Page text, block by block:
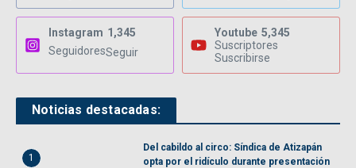
Instagram 1,345
SeguidoresSeguir
Youtube 5,345
Suscriptores
Suscribirse
Noticias destacadas:
1
Del cabildo al circo: Síndica de Atizapán
opta por el ridículo durante presentación